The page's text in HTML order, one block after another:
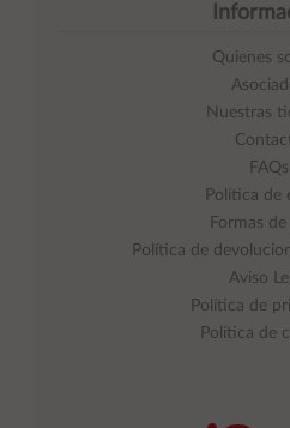
Quienes
Nuestras
FAQs
Política de
Formas
Política de
Aviso
Política de
Política de